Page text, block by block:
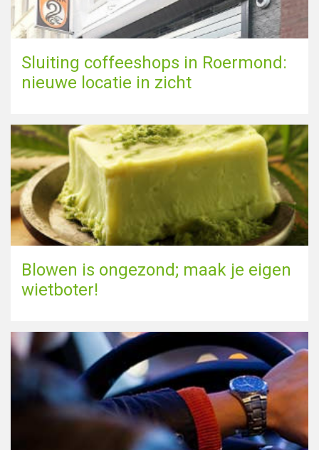
Sluiting coffeeshops in Roermond:
nieuwe locatie in zicht
Blowen is ongezond; maak je eigen
wietboter!